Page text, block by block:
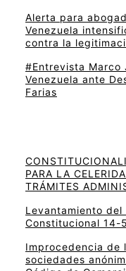
Alerta para
Venezuela
contra la
#Entrevista Marco
Venezuela ante
Farias
PARA LA
TRÁMITES
Levantamiento
Constitucional 14-
Improcedencia de
sociedades